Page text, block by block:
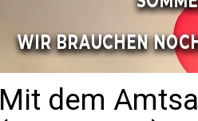
Mit dem